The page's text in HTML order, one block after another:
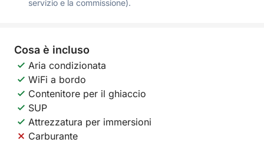
servizio e la commissione).
Cosa è incluso
Aria condizionata
WiFi a bordo
Contenitore per il ghiaccio
SUP
Attrezzatura per immersioni
Carburante